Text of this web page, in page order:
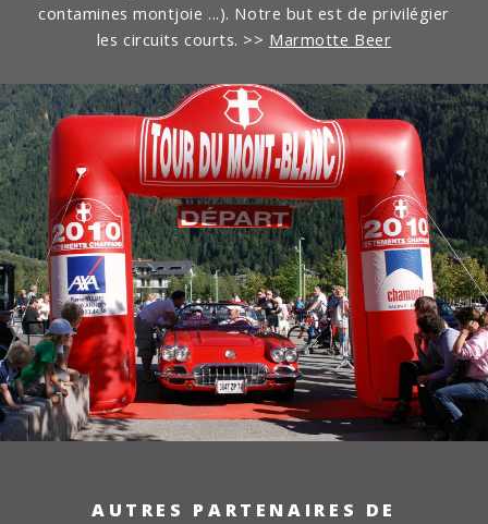
contamines montjoie ...). Notre but est de privilégier
les circuits courts. >> Marmotte Beer
AUTRES PARTENAIRES DE